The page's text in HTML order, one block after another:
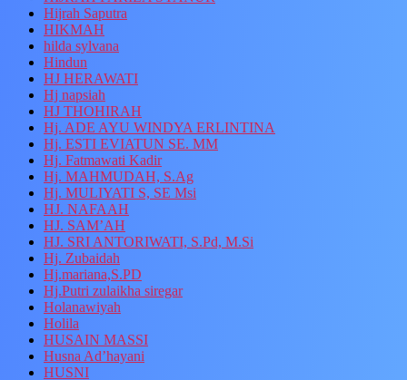
Hijrah Saputra
HIKMAH
hilda sylvana
Hindun
HJ HERAWATI
Hj napsiah
HJ THOHIRAH
Hj. ADE AYU WINDYA ERLINTINA
Hj. ESTI EVIATUN SE. MM
Hj. Fatmawati Kadir
Hj. MAHMUDAH, S.Ag
Hj. MULIYATI S, SE Msi
HJ. NAFAAH
HJ. SAM’AH
HJ. SRI ANTORIWATI, S.Pd, M.Si
Hj. Zubaidah
Hj.mariana,S.PD
Hj.Putri zulaikha siregar
Holanawiyah
Holila
HUSAIN MASSI
Husna Ad’hayani
HUSNI